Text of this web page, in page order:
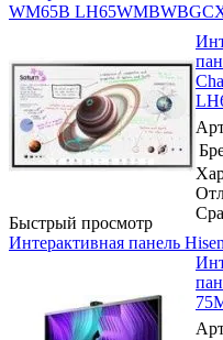
WM65B
Быстрый просмотр
Интерактивная панель